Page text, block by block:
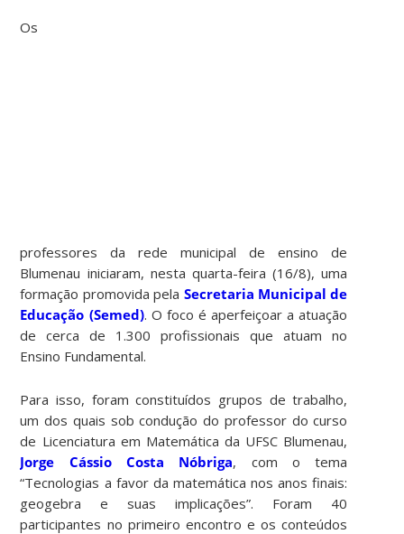
Os
professores da rede municipal de ensino de
Blumenau iniciaram, nesta quarta-feira (16/8), uma
formação promovida pela Secretaria Municipal de
Educação (Semed). O foco é aperfeiçoar a atuação
de cerca de 1.300 profissionais que atuam no
Ensino Fundamental.
Para isso, foram constituídos grupos de trabalho,
um dos quais sob condução do professor do curso
de Licenciatura em Matemática da UFSC Blumenau,
Jorge Cássio Costa Nóbriga, com o tema
“Tecnologias a favor da matemática nos anos finais:
geogebra e suas implicações”. Foram 40
participantes no primeiro encontro e os conteúdos